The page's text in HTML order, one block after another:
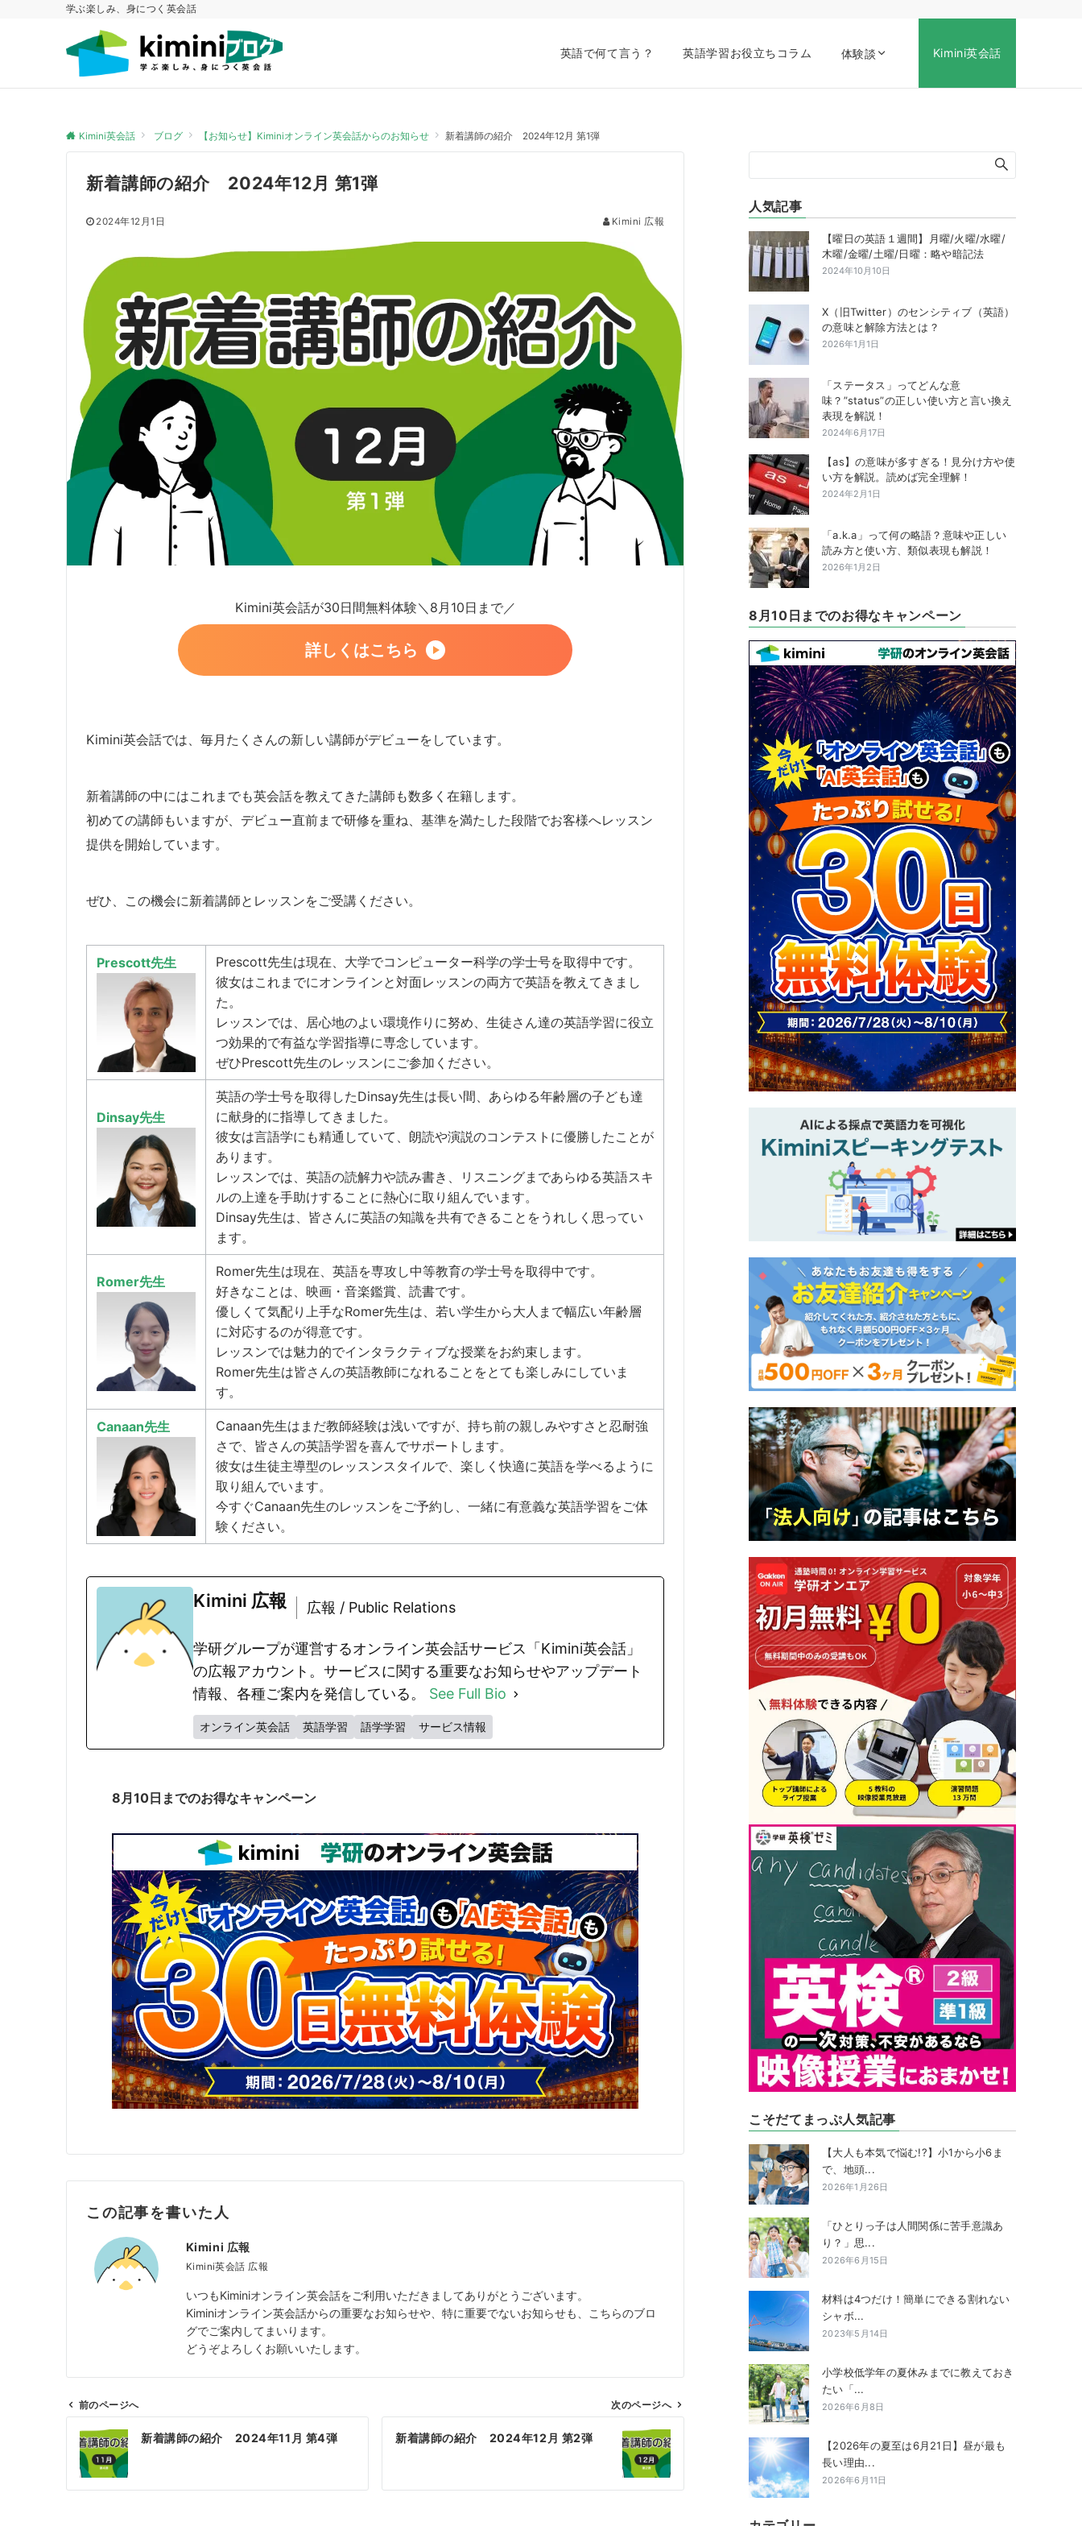
学ぶ楽しみ、身につく英会話
英語で何て言う？ 英語学習お役立ちコラム 体験談 Kimini英会話
Kimini英会話 ブログ 【お知らせ】Kiminiオンライン英会話からのお知らせ 新着講師の紹介 2024年12月 第1弾
新着講師の紹介 2024年12月 第1弾
2024年12月1日 Kimini 広報
Kimini英会話が30日間無料体験＼8月10日まで／
詳しくはこちら
Kimini英会話では、毎月たくさんの新しい講師がデビューをしています。
新着講師の中にはこれまでも英会話を教えてきた講師も数多く在籍します。
​初めての講師もいますが、デビュー直前まで研修を重ね、基準を満たした段階でお客様へレッスン
提供を開始しています。
​ぜひ、この機会に新着講師とレッスンをご受講ください。
Prescott先生
Prescott先生は現在、大学でコンピューター科学の学士号を取得中です。
彼女はこれまでにオンラインと対面レッスンの両方で英語を教えてきまし
た。
レッスンでは、居心地のよい環境作りに努め、生徒さん達の英語学習に役立
つ効果的で有益な学習指導に専念しています。
ぜひPrescott先生のレッスンにご参加ください。
Dinsay先生
英語の学士号を取得したDinsay先生は長い間、あらゆる年齢層の子ども達
に献身的に指導してきました。
彼女は言語学にも精通していて、朗読や演説のコンテストに優勝したことが
あります。
レッスンでは、英語の読解力や読み書き、リスニングまであらゆる英語スキ
ルの上達を手助けすることに熱心に取り組んでいます。
Dinsay先生は、皆さんに英語の知識を共有できることをうれしく思ってい
ます。
Romer先生
Romer先生は現在、英語を専攻し中等教育の学士号を取得中です。
好きなことは、映画・音楽鑑賞、読書です。
優しくて気配り上手なRomer先生は、若い学生から大人まで幅広い年齢層
に対応するのが得意です。
レッスンでは魅力的でインタラクティブな授業をお約束します。
Romer先生は皆さんの英語教師になれることをとても楽しみにしていま
す。
Canaan先生
Canaan先生はまだ教師経験は浅いですが、持ち前の親しみやすさと忍耐強
さで、皆さんの英語学習を喜んでサポートします。
彼女は生徒主導型のレッスンスタイルで、楽しく快適に英語を学べるように
取り組んでいます。
今すぐCanaan先生のレッスンをご予約し、一緒に有意義な英語学習をご体
験ください。
Kimini 広報 広報 / Public Relations
学研グループが運営するオンライン英会話サービス「Kimini英会話」
の広報アカウント。サービスに関する重要なお知らせやアップデート
情報、各種ご案内を発信している。 See Full Bio
オンライン英会話 英語学習 語学学習 サービス情報
8月10日までのお得なキャンペーン
この記事を書いた人
Kimini 広報
Kimini英会話 広報
いつもKiminiオンライン英会話をご利用いただきましてありがとうございます。
Kiminiオンライン英会話からの重要なお知らせや、特に重要でないお知らせも、こちらのブロ
グでご案内してまいります。
どうぞよろしくお願いいたします。
ビ
前のページへ
新着講師の紹介 2024年11月 第4弾
次のページへ
新着講師の紹介 2024年12月 第2弾
人気記事
【曜日の英語１週間】月曜/火曜/水曜/
木曜/金曜/土曜/日曜：略や暗記法
2024年10月10日
X（旧Twitter）のセンシティブ（英語）
の意味と解除方法とは？
2026年1月1日
「ステータス」ってどんな意
味？”status”の正しい使い方と言い換え
表現を解説！
2024年6月17日
【as】の意味が多すぎる！見分け方や使
い方を解説。読めば完全理解！
2024年2月1日
「a.k.a」って何の略語？意味や正しい
読み方と使い方、類似表現も解説！
2026年1月2日
8月10日までのお得なキャンペーン
こそだてまっぷ人気記事
【大人も本気で悩む!?】小1から小6ま
で、地頭...
2026年1月26日
「ひとりっ子は人間関係に苦手意識あ
り？」思...
2026年6月15日
材料は4つだけ！簡単にできる割れない
シャボ...
2023年5月14日
小学校低学年の夏休みまでに教えておき
たい「...
2026年6月8日
【2026年の夏至は6月21日】昼が最も
長い理由...
2026年6月11日